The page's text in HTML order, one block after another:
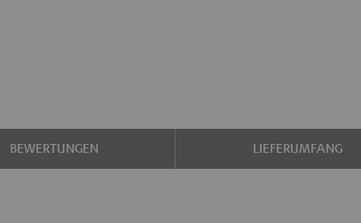
BEWERTUNGEN LIEFERUMFANG